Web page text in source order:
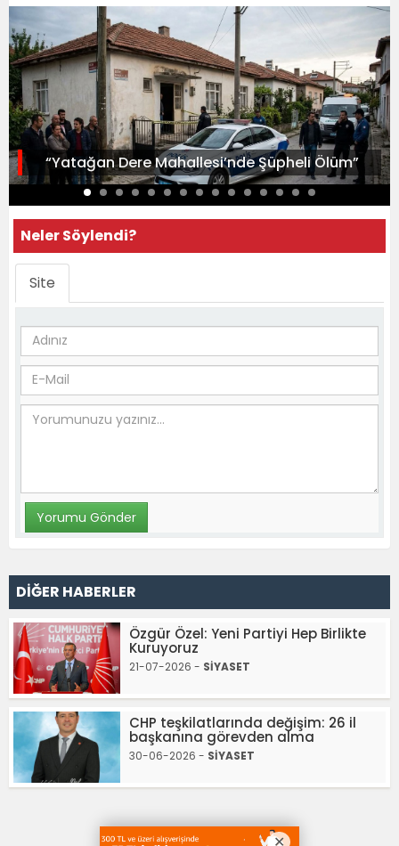
“Yatağan Dere Mahallesi’nde Şüpheli Ölüm”
Neler Söylendi?
Site
DİĞER HABERLER
Özgür Özel: Yeni Partiyi Hep Birlikte
Kuruyoruz
21-07-2026 - SİYASET
CHP teşkilatlarında değişim: 26 il
başkanına görevden alma
30-06-2026 - SİYASET